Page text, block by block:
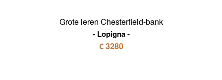
Grote leren Chesterfield-bank
Lopigna
€ 3280